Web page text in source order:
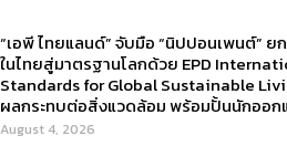
“เอพี ไทยแลนด์” จับมือ “นิปปอนเพนต์” ย
ในไทยสู่มาตรฐานโลกด้วย EPD
Standards for Global Sustainable
ผลกระทบต่อสิ่งแวดล้อม พร้อมปั้นนักออก
August 4, 2026